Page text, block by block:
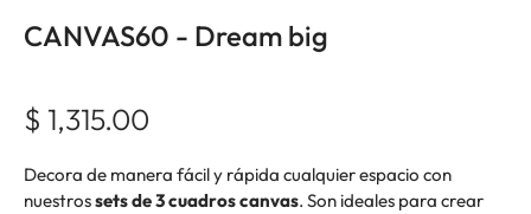
CANVAS60 - Dream big
$ 1,315.00
Decora de manera fácil y rápida cualquier espacio con
nuestrossets de 3 cuadros canvas. Son ideales para crear